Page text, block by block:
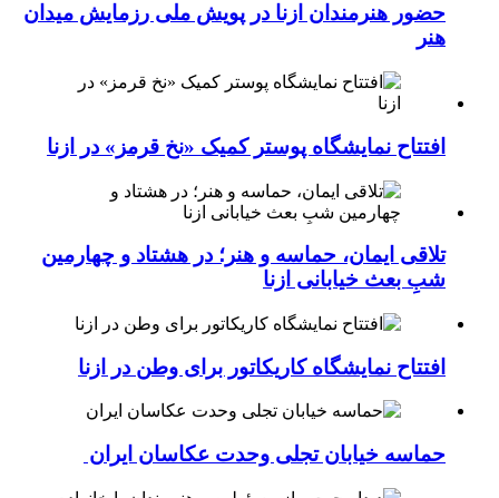
حضور هنرمندان ازنا در پویش ملی رزمایش میدان
هنر
افتتاح نمایشگاه پوستر کمیک «نخ قرمز» در ازنا
تلاقی ایمان، حماسه و هنر؛ در هشتاد و چهارمین
شبِ بعث خیابانی ازنا
افتتاح نمایشگاه کاریکاتور برای وطن در ازنا
حماسه خیابان تجلی وحدت عکاسان ایران